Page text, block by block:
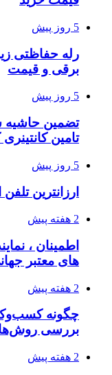
5 روز پیش
رله حفاظتی
برقی و قیمت
5 روز پیش
تضمین حاشیه
تامین
5 روز پیش
ارزانترین
2 هفته پیش
اطمینان ،
های معتبر
2 هفته پیش
چگونه
بررسی
2 هفته پیش